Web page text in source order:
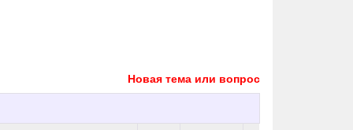
Новая тема или вопрос